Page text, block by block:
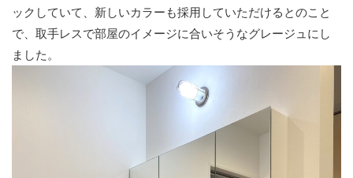
ックしていて、新しいカラーも採用していただけるとのこと
で、取手レスで部屋のイメージに合いそうなグレージュにし
ました。